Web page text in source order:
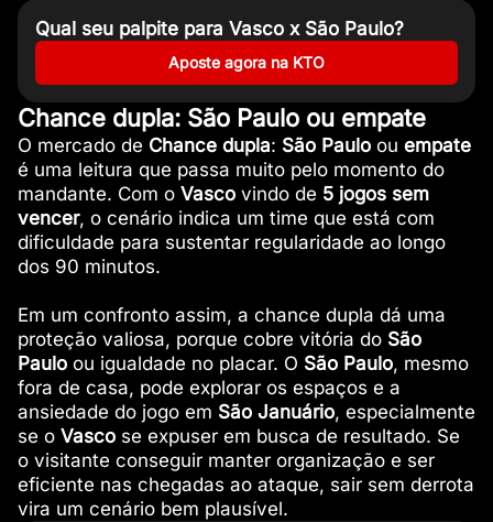
Qual seu palpite para Vasco x São Paulo?
Aposte agora na KTO
Chance dupla: São Paulo ou empate
O mercado de Chance dupla: São Pauloou empate
é uma leitura que passa muito pelo momento do
mandante. Com o Vascovindo de 5 jogos sem
vencer, o cenário indica um time que está com
dificuldade para sustentar regularidade ao longo
dos 90 minutos.
Em um confronto assim, a chance dupla dá uma
proteção valiosa, porque cobre vitória do São
Pauloou igualdade no placar. O São Paulo, mesmo
fora de casa, pode explorar os espaços e a
ansiedade do jogo em São Januário, especialmente
se o Vascose expuser em busca de resultado. Se
o visitante conseguir manter organização e ser
eficiente nas chegadas ao ataque, sair sem derrota
vira um cenário bem plausível.